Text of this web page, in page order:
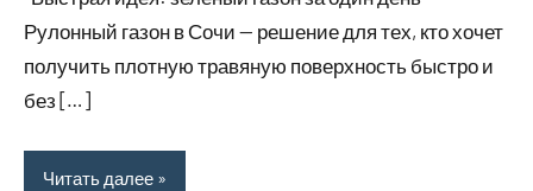
Рулонный газон в Сочи — решение для тех, кто хочет
получить плотную травяную поверхность быстро и
без […]
Читать далее